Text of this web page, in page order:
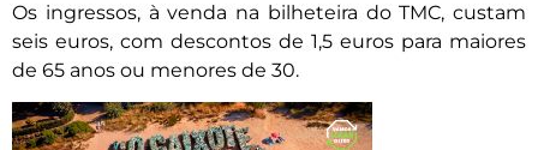
Os ingressos, à venda na bilheteira do TMC, custam
seis euros, com descontos de 1,5 euros para maiores
de 65 anos ou menores de 30.